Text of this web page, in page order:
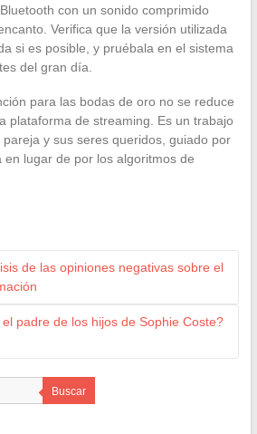
con un sonido comprimido
Verifica que la versión utilizada
si es posible, y pruébala en el sistema
del gran día.
para las bodas de oro no se reduce
plataforma de streaming. Es un trabajo
y sus seres queridos, guiado por
en lugar de por los algoritmos de
de las opiniones negativas sobre el
padre de los hijos de Sophie Coste?
Buscar